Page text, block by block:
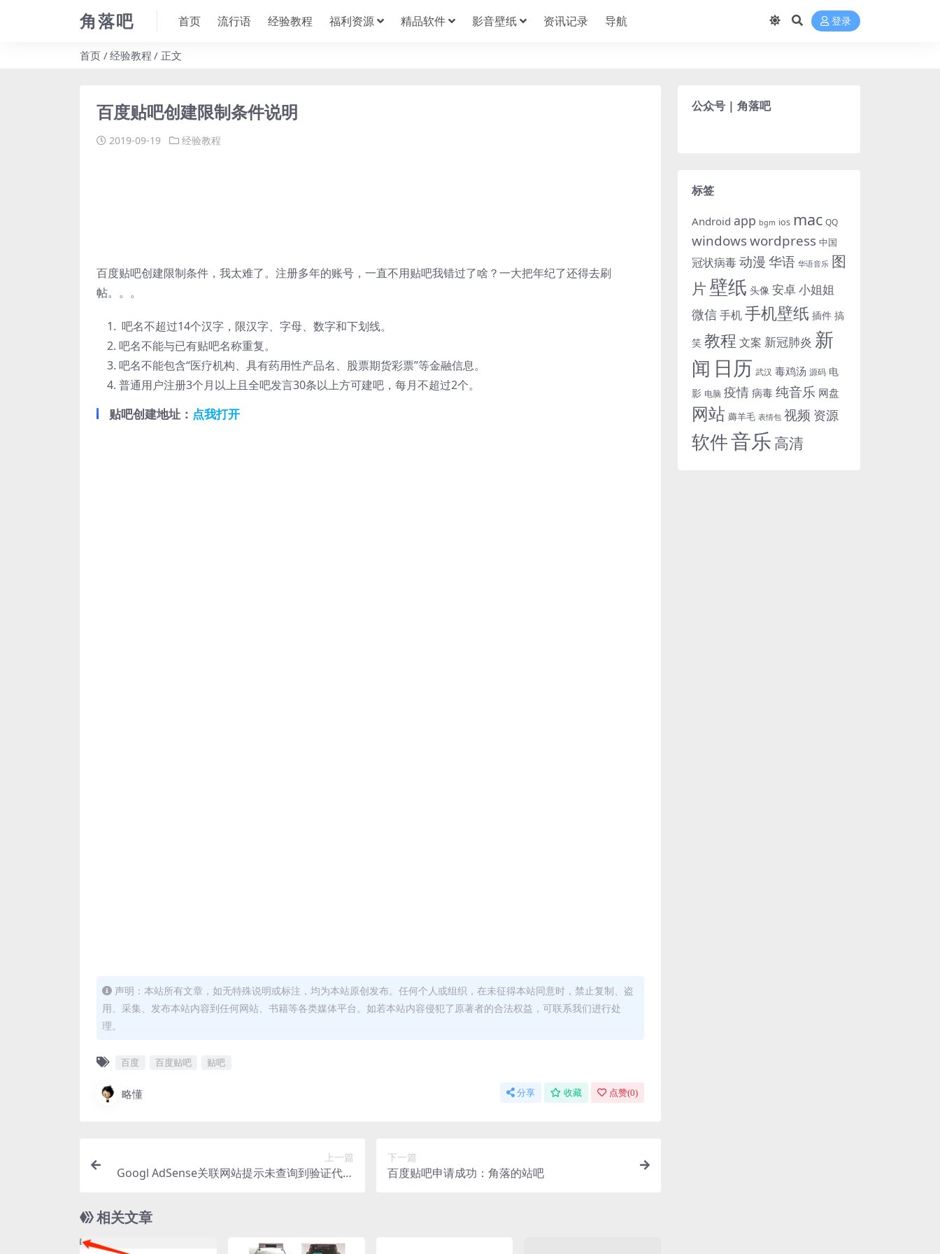
角落吧 首页 流行语 经验教程 福利资源 精品软件 影音壁纸 资讯记录 导航 登录
首页 经验教程 正文
百度贴吧创建限制条件说明
2019-09-19 经验教程
百度贴吧创建限制条件，我太难了。注册多年的账号，一直不用贴吧我错过了啥？一大把年纪了还得去刷
帖。。。
吧名不超过14个汉字，限汉字、字母、数字和下划线。
吧名不能与已有贴吧名称重复。
吧名不能包含“医疗机构、具有药用性产品名、股票期货彩票”等金融信息。
普通用户注册3个月以上且全吧发言30条以上方可建吧，每月不超过2个。
贴吧创建地址： 点我打开
声明：本站所有文章，如无特殊说明或标注，均为本站原创发布。任何个人或组织，在未征得本站同意时，禁止复制、盗
用、采集、发布本站内容到任何网站、书籍等各类媒体平台。如若本站内容侵犯了原著者的合法权益，可联系我们进行处
理。
百度 百度贴吧 贴吧
略懂 分享 收藏 点赞(0)
上一篇
Googl AdSense关联网站提示未查询到验证代码
下一篇
百度贴吧申请成功：角落的站吧
相关文章
公众号 | 角落吧
标签
Android app bgm ios mac QQ
windowswordpress 中国
冠状病毒动漫 华语 华语音乐 图
片 壁纸 头像 安卓小姐姐
微信手机手机壁纸 插件 搞
笑 教程 文案 新冠肺炎 新
闻 日历 武汉 毒鸡汤 源码 电
影 电脑 疫情 病毒 纯音乐 网盘
网站 薅羊毛 表情包 视频 资源
软件音乐 高清